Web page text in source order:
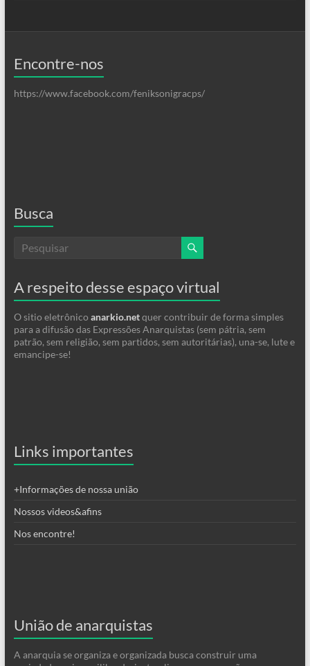
Encontre-nos
https://www.facebook.com/feniksonigracps/
Busca
A respeito desse espaço virtual
O sitio eletrônico anarkio.netquer contribuir de forma simples
para a difusão das Expressões Anarquistas (sem pátria, sem
patrão, sem religião, sem partidos, sem autoritárias), una-se, lute e
emancipe-se!
Links importantes
+Informações de nossa união
Nossos videos&afins
Nos encontre!
União de anarquistas
A anarquia se organiza e organizada busca construir uma